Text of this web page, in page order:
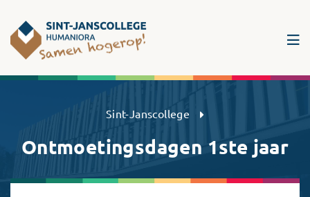
Sint-Janscollege Humaniora
Sint-Janscollege
Ontmoetingsdagen 1ste jaar